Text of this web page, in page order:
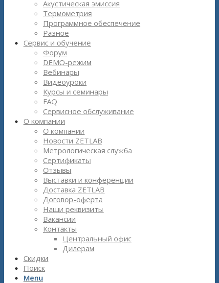
Акустическая эмиссия
Термометрия
Программное обеспечение
Разное
Сервис и обучение
Форум
DEMO-режим
Вебинары
Видеоуроки
Курсы и семинары
FAQ
Сервисное обслуживание
О компании
О компании
Новости ZETLAB
Метрологическая служба
Сертификаты
Отзывы
Выставки и конференции
Доставка ZETLAB
Договор-оферта
Наши реквизиты
Вакансии
Контакты
Центральный офис
Дилерам
Скидки
Поиск
Menu